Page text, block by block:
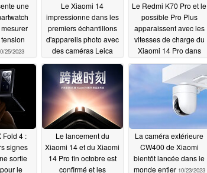
une
25/2023
Le Xiaomi 14
impressionne dans les
premiers échantillons
d'appareils photo avec
des caméras Leica
10/25/2023
Le Redmi K70 Pro et le
possible Pro Plus
apparaissent avec les
vitesses de charge du
Xiaomi 14 Pro dans
10/25/2023
Fold 4 :
signes
sortie
le
Le lancement du
Xiaomi 14 et du Xiaomi
14 Pro fin octobre est
confirmé et les
La caméra extérieure
CW400 de Xiaomi
bientôt lancée dans le
monde entier 10/23/2023